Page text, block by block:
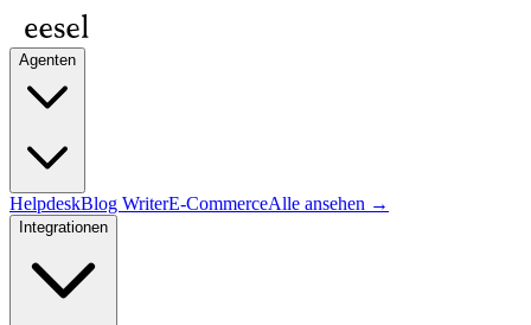
Agenten
HelpdeskBlog WriterE-CommerceAlle ansehen →
Integrationen